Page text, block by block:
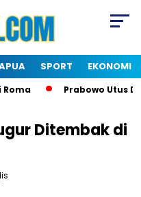
SPORT EKONOMI
Prabowo Utus
Ditembak di